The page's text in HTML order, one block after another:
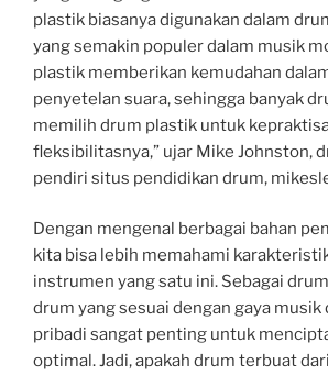
plastik biasanya digunakan dalam
yang semakin populer dalam musik
plastik memberikan kemudahan
penyetelan suara, sehingga banyak
memilih drum plastik untuk
fleksibilitasnya,” ujar Mike Johnston,
pendiri situs pendidikan drum,
Dengan mengenal berbagai bahan
kita bisa lebih memahami
instrumen yang satu ini. Sebagai
drum yang sesuai dengan gaya
pribadi sangat penting untuk
optimal. Jadi, apakah drum terbuat